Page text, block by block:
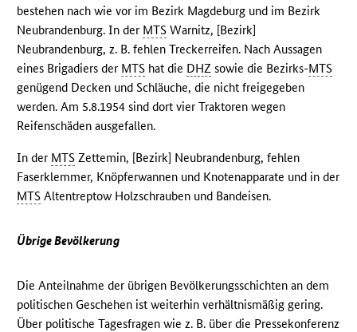
bestehen nach wie vor im Bezirk Magdeburg und im Bezirk
Neubrandenburg. In der MTS Warnitz, [Bezirk]
Neubrandenburg, z. B. fehlen Treckerreifen. Nach Aussagen
eines Brigadiers der MTS hat die DHZ sowie die Bezirks-MTS
genügend Decken und Schläuche, die nicht freigegeben
werden. Am 5.8.1954 sind dort vier Traktoren wegen
Reifenschäden ausgefallen.
In der MTS Zettemin, [Bezirk] Neubrandenburg, fehlen
Faserklemmer, Knöpferwannen und Knotenapparate und in der
MTS Altentreptow Holzschrauben und Bandeisen.
Übrige Bevölkerung
Die Anteilnahme der übrigen Bevölkerungsschichten an dem
politischen Geschehen ist weiterhin verhältnismäßig gering.
Über politische Tagesfragen wie z. B. über die Pressekonferenz